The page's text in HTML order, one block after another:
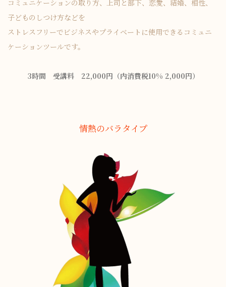
コミュニケーションの取り方、上司と部下、恋愛、結婚、相性、
子どものしつけ方などを
ストレスフリーでビジネスやプライベートに使用できるコミュニ
ケーションツールです。
3時間 受講料 22,000円（内消費税10% 2,000円）
情熱のバラタイプ